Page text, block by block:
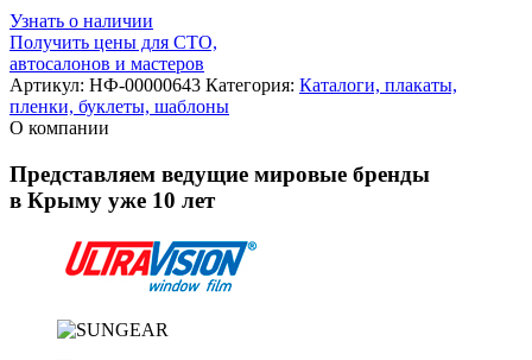
Узнать о наличии
Получить цены для СТО,
автосалонов и мастеров
Артикул: НФ-00000643 Категория: Каталоги, плакаты,
пленки, буклеты, шаблоны
О компании
Представляем ведущие мировые бренды
в Крыму уже 10 лет